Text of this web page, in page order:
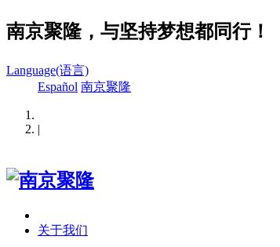
南京聚隆，与坚持梦想都同行！
Language(语言)
Español 南京聚隆
|
关于我们